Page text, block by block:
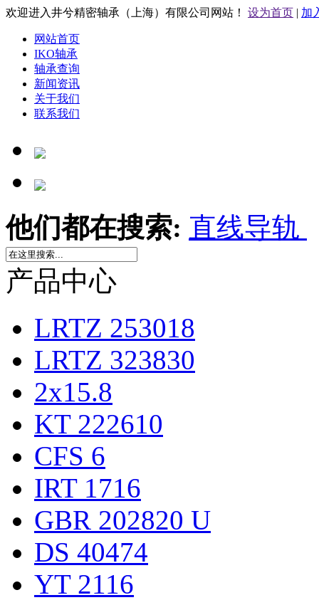
欢迎进入井兮精密轴承（上海）有限公司网站！ 设为首页 | 加
网站首页
IKO轴承
轴承查询
新闻资讯
关于我们
联系我们
他们都在搜索: 直线导轨
产品中心
LRTZ 253018
LRTZ 323830
2x15.8
KT 222610
CFS 6
IRT 1716
GBR 202820 U
DS 40474
YT 2116